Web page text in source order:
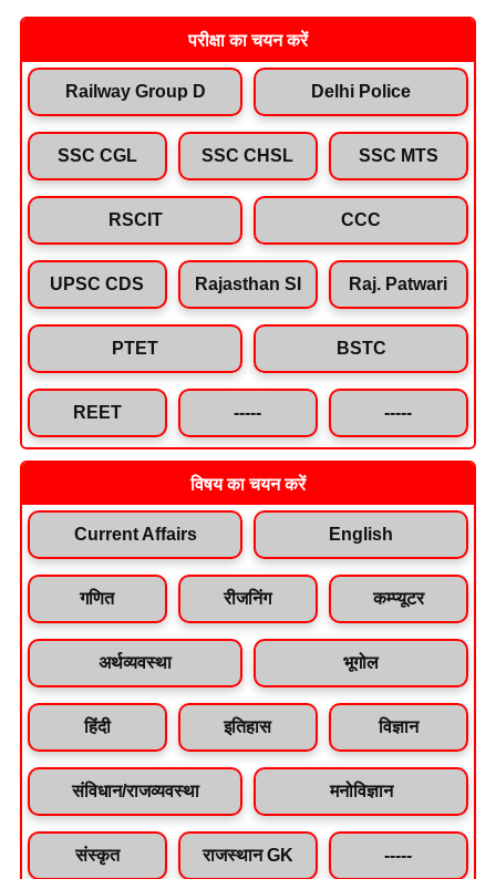
परीक्षा का चयन करें
Railway Group D Delhi Police
SSC CGL SSC CHSL SSC MTS
RSCIT CCC
UPSC CDS Rajasthan SI Raj. Patwari
PTET BSTC
REET ----- -----
विषय का चयन करें
Current Affairs English
गणित रीजनिंग कम्प्यूटर
अर्थव्यवस्था भूगोल
हिंदी इतिहास विज्ञान
संविधान/राजव्यवस्था मनोविज्ञान
संस्कृत राजस्थान GK -----